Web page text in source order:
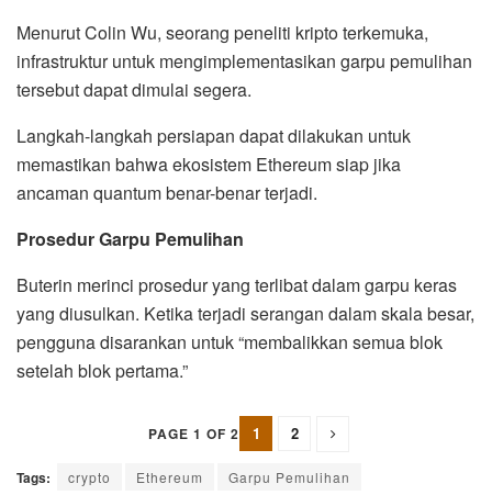
Menurut Colin Wu, seorang peneliti kripto terkemuka,
infrastruktur untuk mengimplementasikan garpu pemulihan
tersebut dapat dimulai segera.
Langkah-langkah persiapan dapat dilakukan untuk
memastikan bahwa ekosistem Ethereum siap jika
ancaman quantum benar-benar terjadi.
Prosedur Garpu Pemulihan
Buterin merinci prosedur yang terlibat dalam garpu keras
yang diusulkan. Ketika terjadi serangan dalam skala besar,
pengguna disarankan untuk “membalikkan semua blok
setelah blok pertama.”
PAGE 1 OF 2 1 2
Tags: crypto Ethereum Garpu Pemulihan